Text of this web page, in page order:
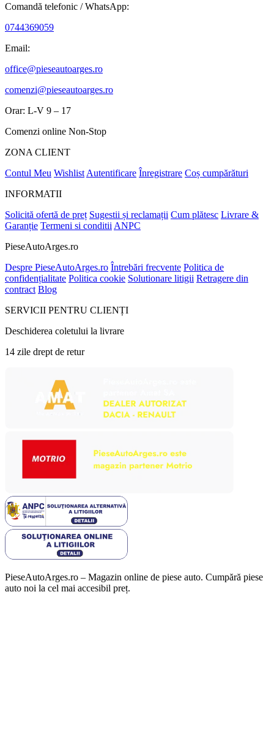
Comandă telefonic / WhatsApp:
0744369059
Email:
office@pieseautoarges.ro
comenzi@pieseautoarges.ro
Orar: L-V 9 – 17
Comenzi online Non-Stop
ZONA CLIENT
Contul Meu Wishlist Autentificare Înregistrare Coș cumpărături
INFORMATII
Solicită ofertă de preț Sugestii și reclamații Cum plătesc Livrare &
Garanție Termeni si conditii ANPC
PieseAutoArges.ro
Despre PieseAutoArges.ro Întrebări frecvente Politica de
confidențialitate Politica cookie Solutionare litigii Retragere din
contract Blog
SERVICII PENTRU CLIENȚI
Deschiderea coletului la livrare
14 zile drept de retur
PieseAutoArges.ro – Magazin online de piese auto. Cumpără piese
auto noi la cel mai accesibil preț.